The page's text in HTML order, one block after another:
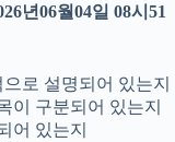
년06월04일 08시51
로 설명되어 있는지
이 구분되어 있는지
어 있는지